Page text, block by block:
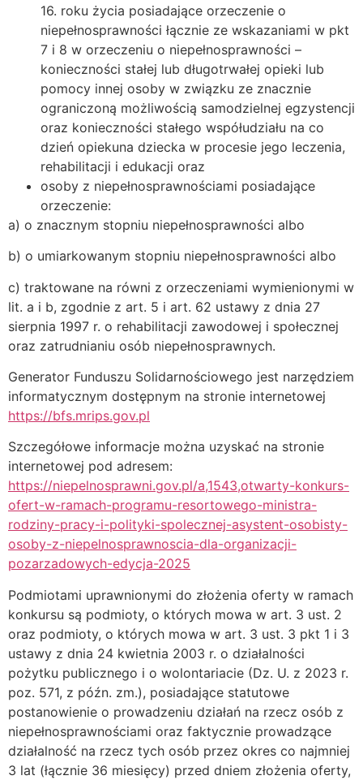
16. roku życia posiadające orzeczenie o
niepełnosprawności łącznie ze wskazaniami w pkt
7 i 8 w orzeczeniu o niepełnosprawności –
konieczności stałej lub długotrwałej opieki lub
pomocy innej osoby w związku ze znacznie
ograniczoną możliwością samodzielnej egzystencji
oraz konieczności stałego współudziału na co
dzień opiekuna dziecka w procesie jego leczenia,
rehabilitacji i edukacji oraz
osoby z niepełnosprawnościami posiadające
orzeczenie:
a) o znacznym stopniu niepełnosprawności albo
b) o umiarkowanym stopniu niepełnosprawności albo
c) traktowane na równi z orzeczeniami wymienionymi w
lit. a i b, zgodnie z art. 5 i art. 62 ustawy z dnia 27
sierpnia 1997 r. o rehabilitacji zawodowej i społecznej
oraz zatrudnianiu osób niepełnosprawnych.
Generator Funduszu Solidarnościowego jest narzędziem
informatycznym dostępnym na stronie internetowej
https://bfs.mrips.gov.pl
Szczegółowe informacje można uzyskać na stronie
internetowej pod adresem:
https://niepelnosprawni.gov.pl/a,1543,otwarty-konkurs-
ofert-w-ramach-programu-resortowego-ministra-
rodziny-pracy-i-polityki-spolecznej-asystent-osobisty-
osoby-z-niepelnosprawnoscia-dla-organizacji-
pozarzadowych-edycja-2025
Podmiotami uprawnionymi do złożenia oferty w ramach
konkursu są podmioty, o których mowa w art. 3 ust. 2
oraz podmioty, o których mowa w art. 3 ust. 3 pkt 1 i 3
ustawy z dnia 24 kwietnia 2003 r. o działalności
pożytku publicznego i o wolontariacie (Dz. U. z 2023 r.
poz. 571, z późn. zm.), posiadające statutowe
postanowienie o prowadzeniu działań na rzecz osób z
niepełnosprawnościami oraz faktycznie prowadzące
działalność na rzecz tych osób przez okres co najmniej
3 lat (łącznie 36 miesięcy) przed dniem złożenia oferty,